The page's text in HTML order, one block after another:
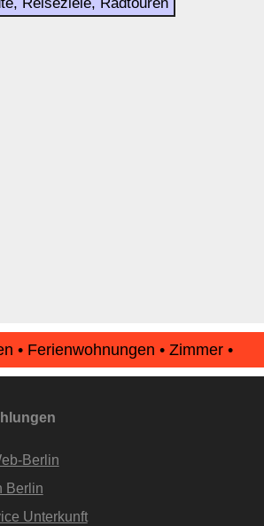
• Ferienwohnungen • Zimmer •
Unterkunft.de
Berlin
Berlin
Unterkunft